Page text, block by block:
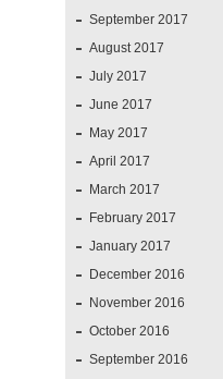
September 2017
August 2017
July 2017
June 2017
May 2017
April 2017
March 2017
February 2017
January 2017
December 2016
November 2016
October 2016
September 2016